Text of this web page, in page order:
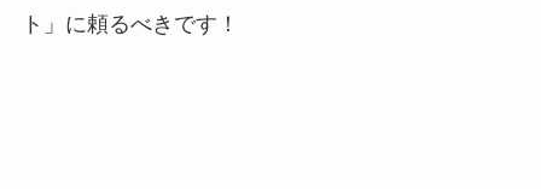
ト」に頼るべきです！